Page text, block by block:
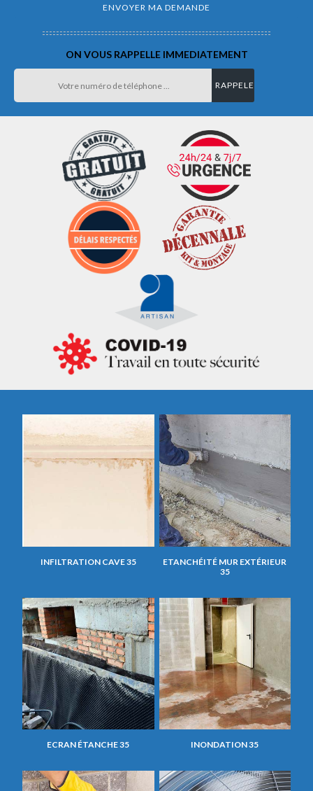
ON VOUS RAPPELLE IMMEDIATEMENT
INFILTRATION CAVE 35
ETANCHÉITÉ MUR EXTÉRIEUR
35
ECRAN ÉTANCHE 35 INONDATION 35